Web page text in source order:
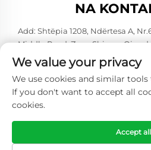
NA
Add: Shtëpia 1208, Ndërtesa A,
Middle Road, Zona Shinan,
Tel:+86-53285879528
E-mail:[email protected]
Copyright © 2026 Qingdao Harthn-
drejtat rezervohen. -
We value your privacy
We use cookies and similar
If you don't want to accept all
cookies.
Accept all